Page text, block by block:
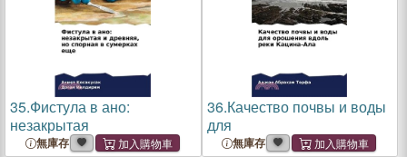
35.Фистула в ано:
незакрытая
無庫存
36.Качество почвы и воды
для
無庫存